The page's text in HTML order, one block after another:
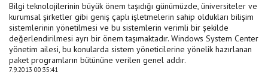
Bilgi teknolojilerinin büyük önem taşıdığı günümüzde, üniversiteler ve
kurumsal şirketler gibi geniş çaplı işletmelerin sahip oldukları bilişim
sistemlerinin yönetilmesi ve bu sistemlerin verimli bir şekilde
değerlendirilmesi ayrı bir önem taşımaktadır. Windows System Center
yönetim ailesi, bu konularda sistem yöneticilerine yönelik hazırlanan
paket programların bütününe verilen genel addır.
7.9.2013 00:35:41